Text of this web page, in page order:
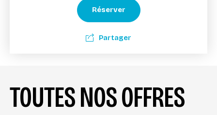
Réserver
Partager
TOUTES NOS OFFRES